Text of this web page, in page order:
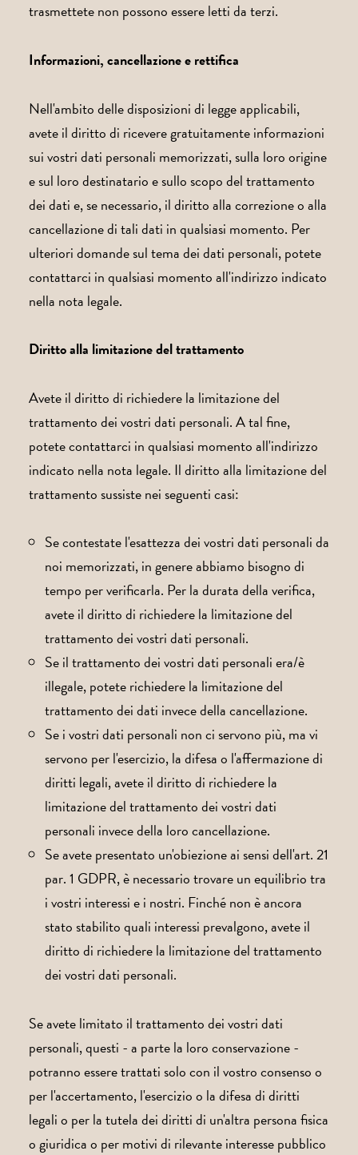
trasmettete non possono essere letti da terzi.
Informazioni, cancellazione e rettifica
Nell'ambito delle disposizioni di legge applicabili,
avete il diritto di ricevere gratuitamente informazioni
sui vostri dati personali memorizzati, sulla loro origine
e sul loro destinatario e sullo scopo del trattamento
dei dati e, se necessario, il diritto alla correzione o alla
cancellazione di tali dati in qualsiasi momento. Per
ulteriori domande sul tema dei dati personali, potete
contattarci in qualsiasi momento all'indirizzo indicato
nella nota legale.
Diritto alla limitazione del trattamento
Avete il diritto di richiedere la limitazione del
trattamento dei vostri dati personali. A tal fine,
potete contattarci in qualsiasi momento all'indirizzo
indicato nella nota legale. Il diritto alla limitazione del
trattamento sussiste nei seguenti casi:
Se contestate l'esattezza dei vostri dati personali da
noi memorizzati, in genere abbiamo bisogno di
tempo per verificarla. Per la durata della verifica,
avete il diritto di richiedere la limitazione del
trattamento dei vostri dati personali.
Se il trattamento dei vostri dati personali era/è
illegale, potete richiedere la limitazione del
trattamento dei dati invece della cancellazione.
Se i vostri dati personali non ci servono più, ma vi
servono per l'esercizio, la difesa o l'affermazione di
diritti legali, avete il diritto di richiedere la
limitazione del trattamento dei vostri dati
personali invece della loro cancellazione.
Se avete presentato un'obiezione ai sensi dell'art. 21
par. 1 GDPR, è necessario trovare un equilibrio tra
i vostri interessi e i nostri. Finché non è ancora
stato stabilito quali interessi prevalgono, avete il
diritto di richiedere la limitazione del trattamento
dei vostri dati personali.
Se avete limitato il trattamento dei vostri dati
personali, questi - a parte la loro conservazione -
potranno essere trattati solo con il vostro consenso o
per l'accertamento, l'esercizio o la difesa di diritti
legali o per la tutela dei diritti di un'altra persona fisica
o giuridica o per motivi di rilevante interesse pubblico